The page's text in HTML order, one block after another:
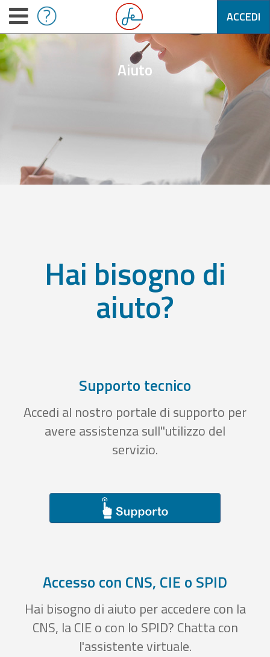
ACCEDI
Aiuto
Hai bisogno di
aiuto?
Supporto tecnico
Accedi al nostro portale di supporto per
avere assistenza sull''utilizzo del
servizio.
Accesso con CNS, CIE o SPID
Hai bisogno di aiuto per accedere con la
CNS, la CIE o con lo SPID? Chatta con
l'assistente virtuale.